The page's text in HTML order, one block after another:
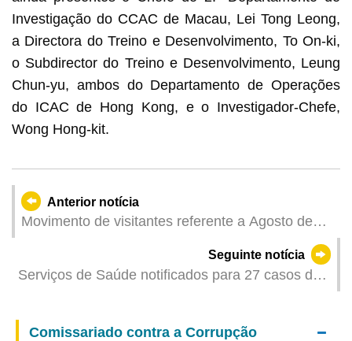
Investigação do CCAC de Macau, Lei Tong Leong,
a Directora do Treino e Desenvolvimento, To On-ki,
o Subdirector do Treino e Desenvolvimento, Leung
Chun-yu, ambos do Departamento de Operações
do ICAC de Hong Kong, e o Investigador-Chefe,
Wong Hong-kit.
Anterior notícia
Movimento de visitantes referente a Agosto de
Seguinte notícia
Serviços de Saúde notificados para 27 casos de
Comissariado contra a Corrupção